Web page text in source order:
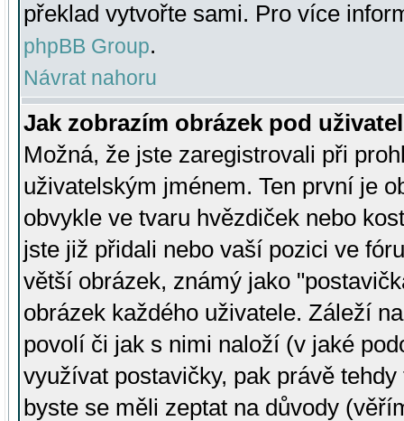
překlad vytvořte sami. Pro více
phpBB Group.
Návrat nahoru
Jak zobrazím obrázek pod
Možná, že jste zaregistrovali při
uživatelským jménem. Ten první je
obvykle ve tvaru hvězdiček nebo
jste již přidali nebo vaší pozici ve
větší obrázek, známý jako
obrázek každého uživatele. Záleží
povolí či jak s nimi naloží (v jaké
využívat postavičky, pak právě
byste se měli zeptat na důvody